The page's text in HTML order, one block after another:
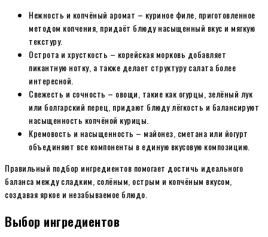
Нежность и копчёный аромат – куриное филе, приготовленное
методом копчения, придаёт блюду насыщенный вкус и мягкую
текстуру.
Острота и хрусткость – корейская морковь добавляет
пикантную нотку, а также делает структуру салата более
интересной.
Свежесть и сочность – овощи, такие как огурцы, зелёный лук
или болгарский перец, придают блюду лёгкость и балансируют
насыщенность копчёной курицы.
Кремовость и насыщенность – майонез, сметана или йогурт
объединяют все компоненты в единую вкусовую композицию.
Правильный подбор ингредиентов помогает достичь идеального
баланса между сладким, солёным, острым и копчёным вкусом,
создавая яркое и незабываемое блюдо.
Выбор ингредиентов